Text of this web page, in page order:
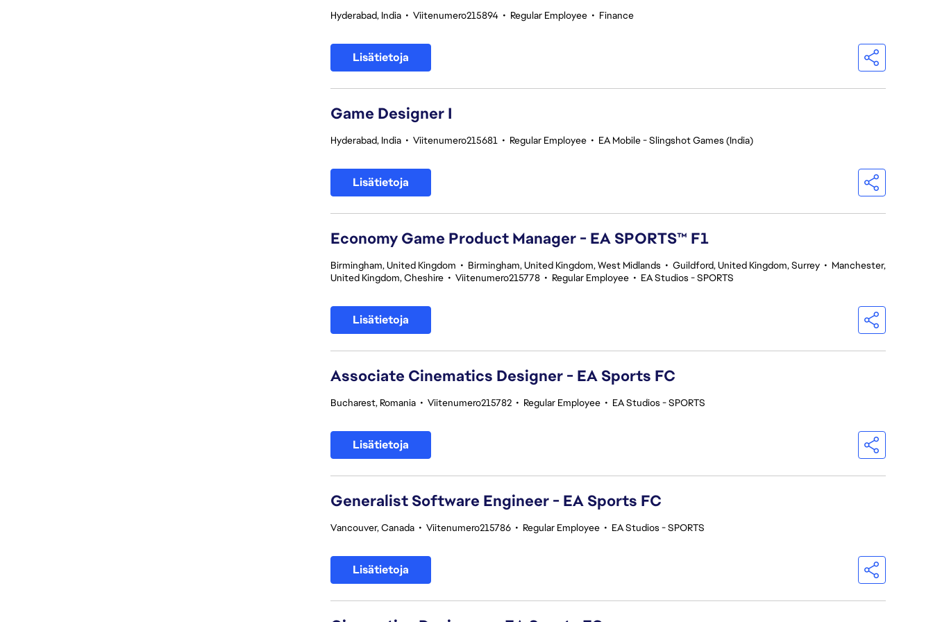
Hyderabad, India • Viitenumero215894 • Regular Employee • Finance
Lisätietoja
Game Designer I
Hyderabad, India • Viitenumero215681 • Regular Employee • EA Mobile - Slingshot Games (India)
Lisätietoja
Economy Game Product Manager - EA SPORTS™ F1
Birmingham, United Kingdom • Birmingham, United Kingdom, West Midlands • Guildford, United Kingdom, Surrey • Manchester,
United Kingdom, Cheshire • Viitenumero215778 • Regular Employee • EA Studios - SPORTS
Lisätietoja
Associate Cinematics Designer - EA Sports FC
Bucharest, Romania • Viitenumero215782 • Regular Employee • EA Studios - SPORTS
Lisätietoja
Generalist Software Engineer - EA Sports FC
Vancouver, Canada • Viitenumero215786 • Regular Employee • EA Studios - SPORTS
Lisätietoja